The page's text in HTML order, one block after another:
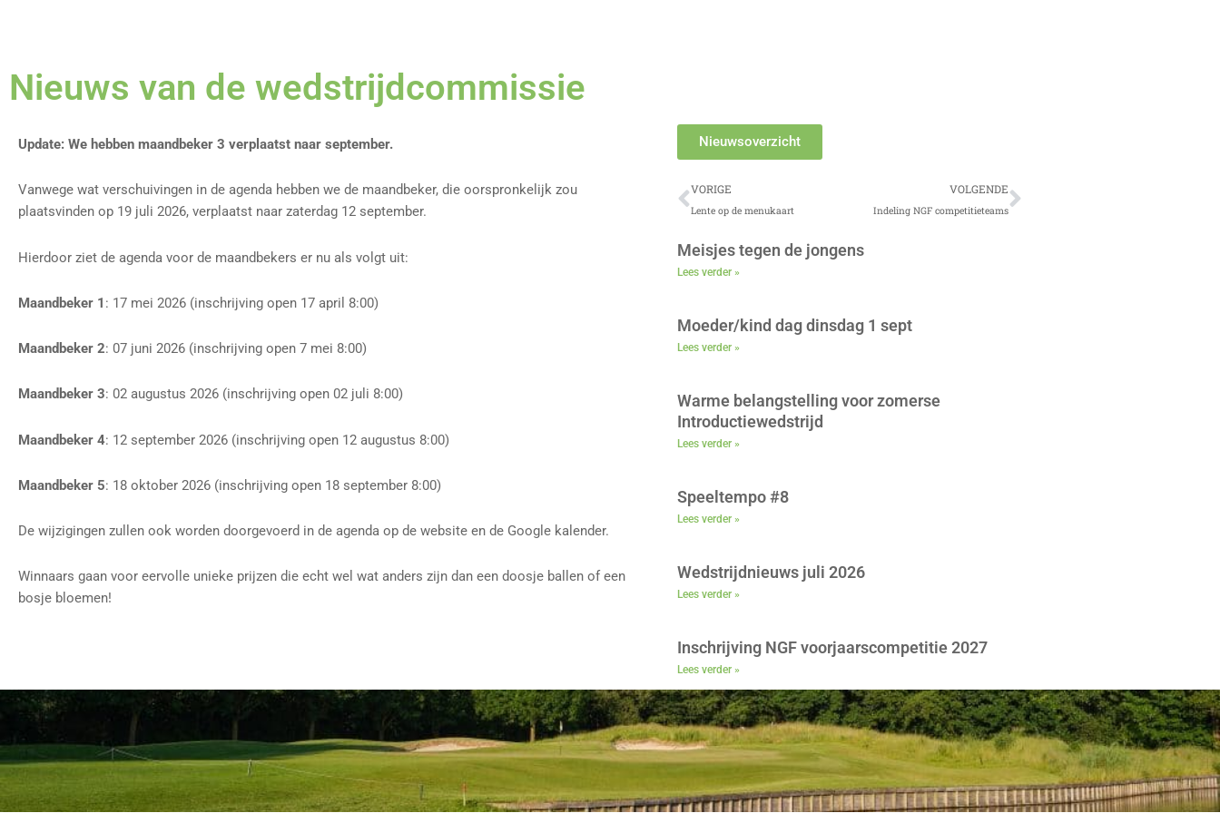
Nieuws van de wedstrijdcommissie
Update: We hebben maandbeker 3 verplaatst naar september.
Vanwege wat verschuivingen in de agenda hebben we de maandbeker, die oorspronkelijk zou
plaatsvinden op 19 juli 2026, verplaatst naar zaterdag 12 september.
Hierdoor ziet de agenda voor de maandbekers er nu als volgt uit:
Maandbeker 1 : 17 mei 2026 (inschrijving open 17 april 8:00)
Maandbeker 2: 07 juni 2026 (inschrijving open 7 mei 8:00)
Maandbeker 3: 02 augustus 2026 (inschrijving open 02 juli 8:00)
Maandbeker 4: 12 september 2026 (inschrijving open 12 augustus 8:00)
Maandbeker 5: 18 oktober 2026 (inschrijving open 18 september 8:00)
De wijzigingen zullen ook worden doorgevoerd in de agenda op de website en de Google kalender.
Winnaars gaan voor eervolle unieke prijzen die echt wel wat anders zijn dan een doosje ballen of een
bosje bloemen!
Nieuwsoverzicht
Vorige
VORIGE
Lente op de menukaart
VOLGENDE
Indeling NGF competitieteams
Volgende
Meisjes tegen de jongens
Lees verder »
Moeder/kind dag dinsdag 1 sept
Lees verder »
Warme belangstelling voor zomerse
Introductiewedstrijd
Lees verder »
Speeltempo #8
Lees verder »
Wedstrijdnieuws juli 2026
Lees verder »
Inschrijving NGF voorjaarscompetitie 2027
Lees verder »